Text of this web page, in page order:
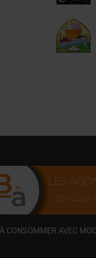
CONSOMMER AVEC